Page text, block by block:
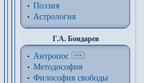
Поэзия
Астрология
Г.А. Бондарев
Антропос
Методософия
Философия cвободы